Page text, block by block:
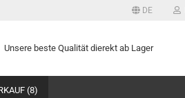
DE
Unsere beste Qualität dierekt ab Lager
(8)